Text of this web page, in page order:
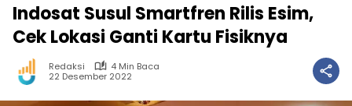
Indosat Susul Smartfren Rilis Esim,
Cek Lokasi Ganti Kartu Fisiknya
Redaksi
4 Min Baca
22 Desember 2022